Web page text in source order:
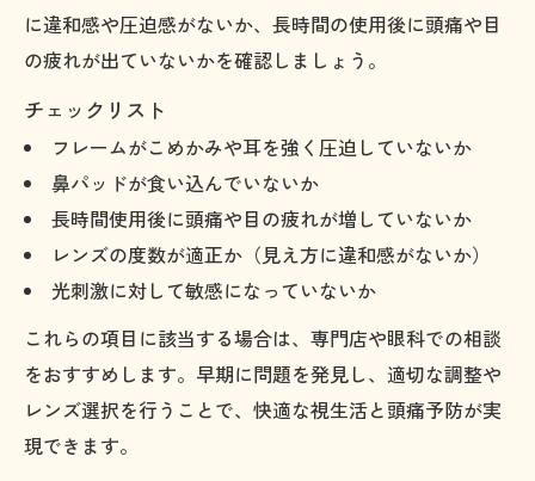
に違和感や圧迫感がないか、長時間の使用後に頭痛や目
の疲れが出ていないかを確認しましょう。
チェックリスト
フレームがこめかみや耳を強く圧迫していないか
鼻パッドが食い込んでいないか
長時間使用後に頭痛や目の疲れが増していないか
レンズの度数が適正か（見え方に違和感がないか）
光刺激に対して敏感になっていないか
これらの項目に該当する場合は、専門店や眼科での相談
をおすすめします。早期に問題を発見し、適切な調整や
レンズ選択を行うことで、快適な視生活と頭痛予防が実
現できます。